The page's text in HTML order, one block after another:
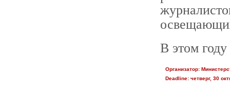
В этом
Организатор:
Deadline:четверг, 30